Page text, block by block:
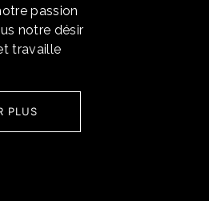
passion
notre désir
travaille
PLUS